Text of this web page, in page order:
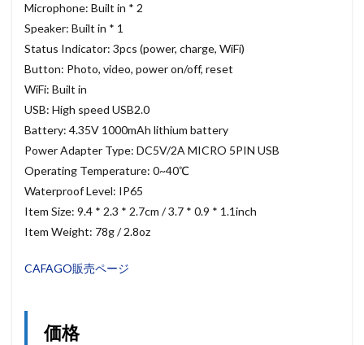
Microphone: Built in * 2
Speaker: Built in * 1
Status Indicator: 3pcs (power, charge, WiFi)
Button: Photo, video, power on/off, reset
WiFi: Built in
USB: High speed USB2.0
Battery: 4.35V 1000mAh lithium battery
Power Adapter Type: DC5V/2A MICRO 5PIN USB
Operating Temperature: 0~40℃
Waterproof Level: IP65
Item Size: 9.4 * 2.3 * 2.7cm / 3.7 * 0.9 * 1.1inch
Item Weight: 78g / 2.8oz
CAFAGO販売ページ
価格